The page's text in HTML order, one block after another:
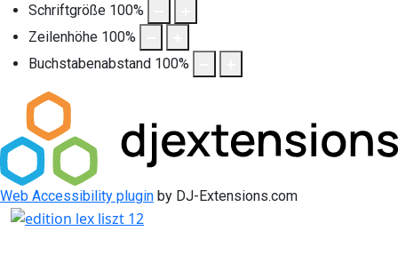
Schriftgröße 100%
Zeilenhöhe 100%
Buchstabenabstand 100%
Web Accessibility plugin by DJ-Extensions.com